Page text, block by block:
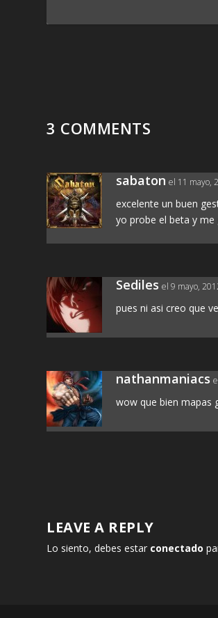
3 COMMENTS
sabaton el 11 mayo,
excelente un buen
yo probe el beta y
Sediles el 9 mayo,
pues ni asi creo que
nathanmaniacs
wow que bien mapas
LEAVE A REPLY
Lo siento, debes estar conectado